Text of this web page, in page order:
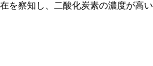
を察知し、二酸化炭素の濃度が高い